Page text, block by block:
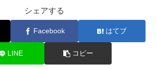
シェアする
Facebook はてブ
LINE コピー